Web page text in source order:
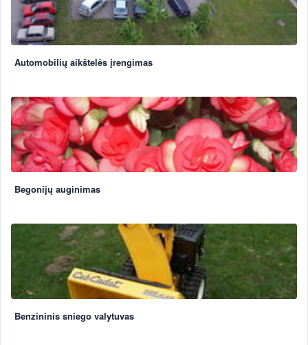
Automobilių aikštelės įrengimas
Begonijų auginimas
Benzininis sniego valytuvas